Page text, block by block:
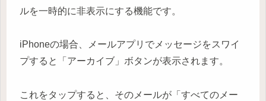
ルを一時的に非表示にする機能です。
iPhoneの場合、メールアプリでメッセージをスワイ
プすると「アーカイブ」ボタンが表示されます。
これをタップすると、そのメールが「すべてのメー